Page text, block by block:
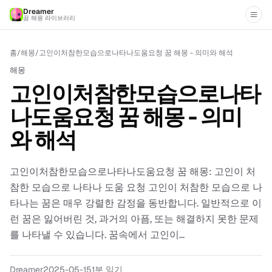
Dreamer
꿈 해몽 라이브러리
홈/해몽/고인이처참한모습으로나타나도움요청 꿈 해몽 - 의미와 해석
해몽
고인이처참한모습으로나타
나도움요청 꿈 해몽 - 의미
와 해석
고인이처참한모습으로나타나도움요청 꿈 해몽: 고인이 처
참한 모습으로 나타나 도움 요청 고인이 처참한 모습으로 나
타나는 꿈은 매우 강렬한 감정을 동반합니다. 일반적으로 이
런 꿈은 잃어버린 것, 과거의 아픔, 또는 해결하지 못한 문제
를 나타낼 수 있습니다. 꿈속에서 고인이...
Dreamer2025-05-151분 읽기